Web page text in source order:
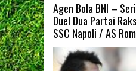
Agen Bola BNI –
Duel Dua Partai
SSC Napoli / AS